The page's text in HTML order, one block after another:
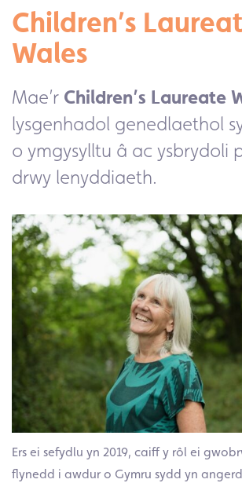
Children’s
Wales
Mae’r Children’s Laureate
lysgenhadol genedlaethol
o ymgysylltu â ac ysbrydoli
drwy lenyddiaeth.
Ers ei sefydlu yn 2019, caiff y rôl ei
flynedd i awdur o Gymru sydd yn